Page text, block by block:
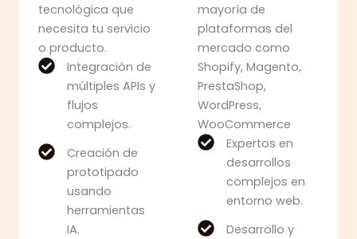
tecnológica que
necesita tu servicio
o producto.
Integración de
múltiples APIs y
flujos
complejos.
Creación de
prototipado
usando
herramientas
IA.
mayoría de
plataformas del
mercado como
Shopify, Magento,
PrestaShop,
WordPress,
WooCommerce
Expertos en
desarrollos
complejos en
entorno web.
Desarrollo y